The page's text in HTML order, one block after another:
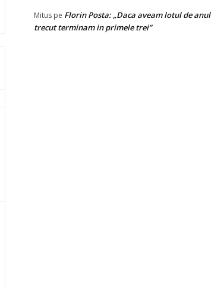
Mitus pe Florin Posta: „Daca aveam lotul de anul
trecut terminam in primele trei”